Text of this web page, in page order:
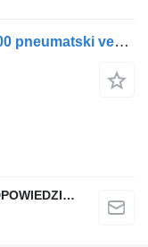
MAN TGX TGS TGL TGM 4728800300 pneumatski ventil za MAN TGX TGS TGL TGM kamiona
QINDITO SPÓŁKA Z OGRANICZONĄ ODPOWIEDZIALNOŚCIĄ